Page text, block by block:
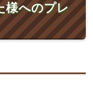
様へのプレ